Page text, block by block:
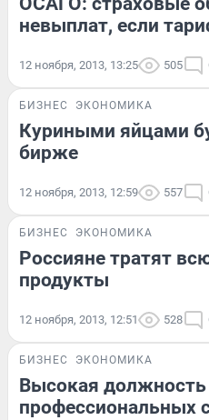
невыплат, если
12 ноября, 2013, 13:25 505
БИЗНЕС ЭКОНОМИКА
Куриными яйцами
бирже
12 ноября, 2013, 12:59 557
БИЗНЕС ЭКОНОМИКА
Россияне тратят
продукты
12 ноября, 2013, 12:51 528
БИЗНЕС ЭКОНОМИКА
Высокая должность
профессиональных